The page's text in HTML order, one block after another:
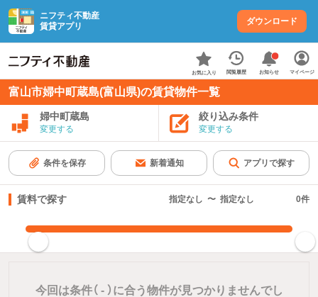
ニフティ不動産
賃貸アプリ
ダウンロード
お気に入り 閲覧履歴 お知らせ マイページ
富山市婦中町蔵島(富山県)の賃貸物件一覧
婦中町蔵島
変更する
絞り込み条件
変更する
条件を保存 新着通知 アプリで探す
賃料で探す 指定なし 〜 指定なし 0件
今回は条件（ -）に合う物件が見つかりませんでし